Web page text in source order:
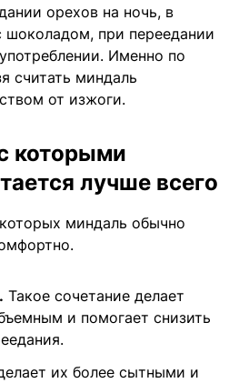
орехов на ночь, в
шоколадом, при переедании
Именно по
считать миндаль
от изжоги.
которыми
лучше всего
миндаль обычно
Такое сочетание делает
и помогает снизить
их более сытными и